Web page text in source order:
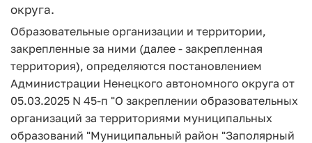
округа.
Образовательные организации и территории,
закрепленные за ними (далее - закрепленная
территория), определяются постановлением
Администрации Ненецкого автономного округа от
05.03.2025 N 45-п "О закреплении образовательных
организаций за территориями муниципальных
образований "Муниципальный район "Заполярный